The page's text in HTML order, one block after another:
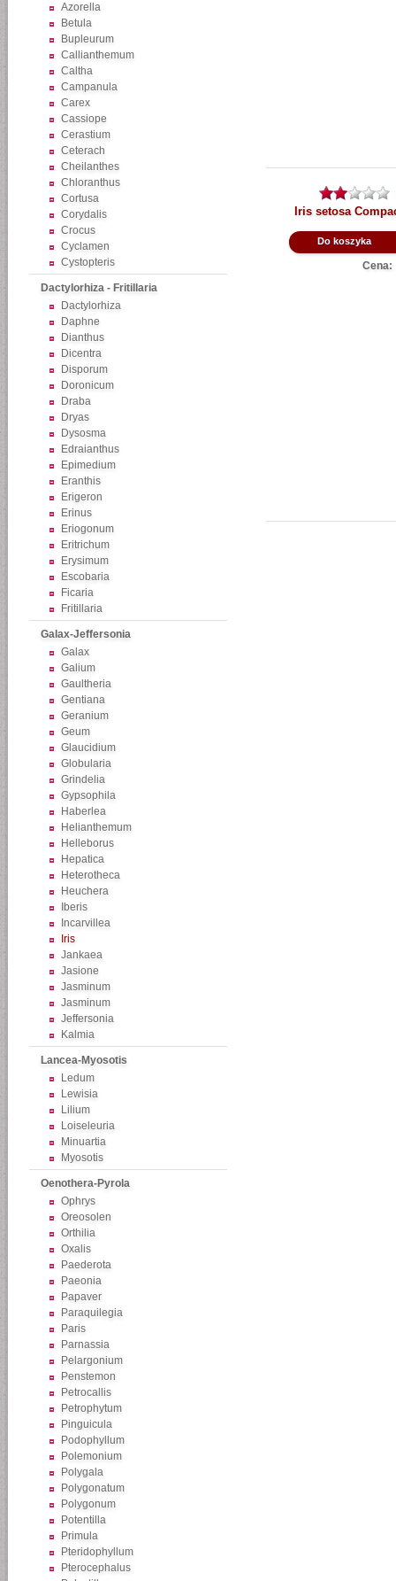
Azorella
Betula
Bupleurum
Callianthemum
Caltha
Campanula
Carex
Cassiope
Cerastium
Ceterach
Cheilanthes
Chloranthus
Cortusa
Corydalis
Crocus
Cyclamen
Cystopteris
Dactylorhiza - Fritillaria
Dactylorhiza
Daphne
Dianthus
Dicentra
Disporum
Doronicum
Draba
Dryas
Dysosma
Edraianthus
Epimedium
Eranthis
Erigeron
Erinus
Eriogonum
Eritrichum
Erysimum
Escobaria
Ficaria
Fritillaria
Galax-Jeffersonia
Galax
Galium
Gaultheria
Gentiana
Geranium
Geum
Glaucidium
Globularia
Grindelia
Gypsophila
Haberlea
Helianthemum
Helleborus
Hepatica
Heterotheca
Heuchera
Iberis
Incarvillea
Iris
Jankaea
Jasione
Jasminum
Jasminum
Jeffersonia
Kalmia
Lancea-Myosotis
Ledum
Lewisia
Lilium
Loiseleuria
Minuartia
Myosotis
Oenothera-Pyrola
Ophrys
Oreosolen
Orthilia
Oxalis
Paederota
Paeonia
Papaver
Paraquilegia
Paris
Parnassia
Pelargonium
Penstemon
Petrocallis
Petrophytum
Pinguicula
Podophyllum
Polemonium
Polygala
Polygonatum
Polygonum
Potentilla
Primula
Pteridophyllum
Pterocephalus
Iris setosa
Do koszyka
Cena: